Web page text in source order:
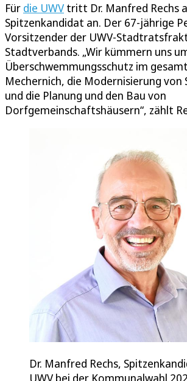
Für die UWV tritt Dr. Manfred Rechs
Spitzenkandidat an. Der 67-jährige
Vorsitzender der UWV-
Stadtverbands. „Wir kümmern uns
Überschwemmungsschutz im
Mechernich, die Modernisierung
und die Planung und den Bau von
Dorfgemeinschaftshäusern“, zählt
Dr. Manfred Rechs,
UWV bei der Kommunalwahl